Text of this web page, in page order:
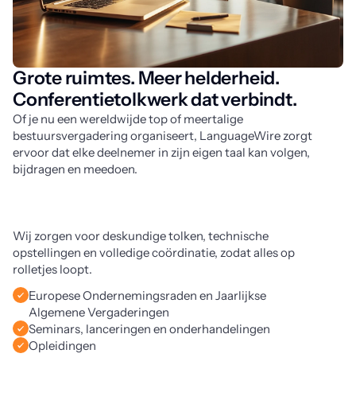
Grote ruimtes. Meer helderheid.
Conferentietolkwerk dat verbindt.
Of je nu een wereldwijde top of meertalige
bestuursvergadering organiseert, LanguageWire zorgt
ervoor dat elke deelnemer in zijn eigen taal kan volgen,
bijdragen en meedoen.
Wij zorgen voor deskundige tolken, technische
opstellingen en volledige coördinatie, zodat alles op
rolletjes loopt.
Europese Ondernemingsraden en Jaarlijkse
Algemene Vergaderingen
Seminars, lanceringen en onderhandelingen
Opleidingen